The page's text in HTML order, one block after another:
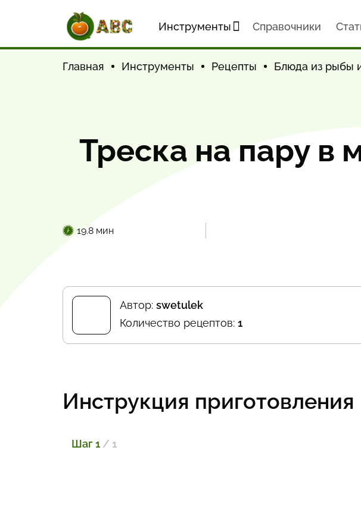
Инструменты Cправочники
Главная Инструменты Рецепты Блюда из рыбы
Треска на пару в
19.8 мин
Автор: swetulek
Количество рецептов: 1
Инструкция приготовления
Шаг 1 / 1